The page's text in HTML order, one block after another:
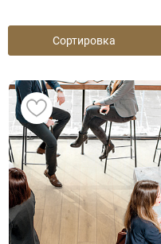
Сортировка